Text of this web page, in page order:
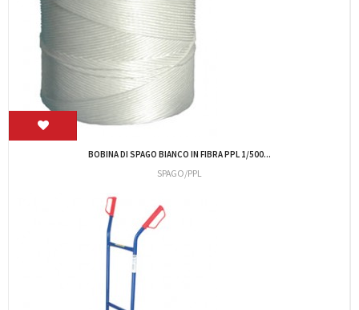
BUSTE SOVRAPACCHI 22,5X12 CF.1000 (LD)
MR352